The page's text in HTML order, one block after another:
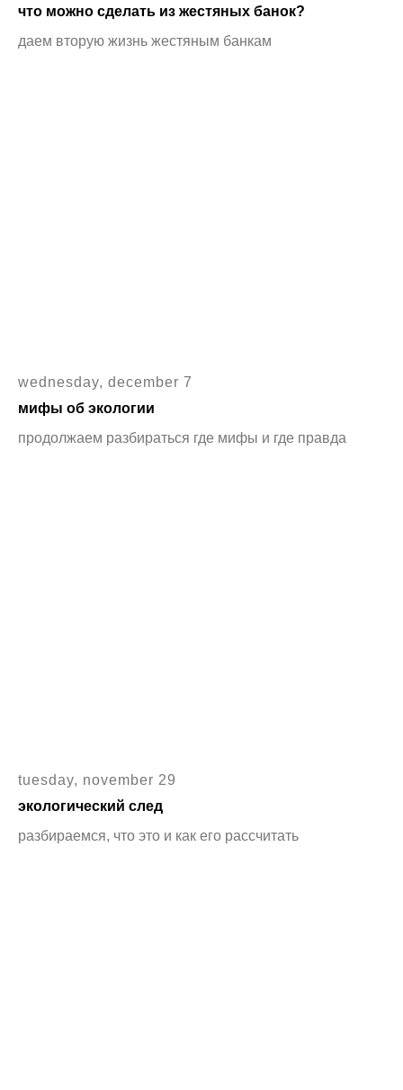
что можно сделать из жестяных банок?
даем вторую жизнь жестяным банкам
wednesday, december 7
мифы об экологии
продолжаем разбираться где мифы и где правда
tuesday, november 29
экологический след
разбираемся, что это и как его рассчитать